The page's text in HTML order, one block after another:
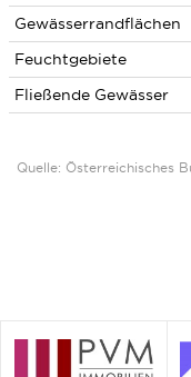
Gewässerrandflächen
Feuchtgebiete
Fließende Gewässer
Quelle: Österreichisches